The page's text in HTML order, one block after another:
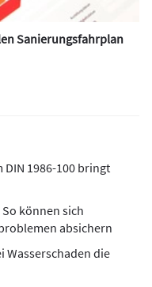
Sanierungsfahrplan
1986-100 bringt
können sich
absichern
Wasserschaden die